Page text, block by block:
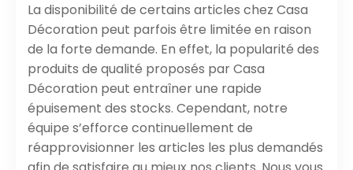
La disponibilité de certains articles chez Casa
Décoration peut parfois être limitée en raison
de la forte demande. En effet, la popularité des
produits de qualité proposés par Casa
Décoration peut entraîner une rapide
épuisement des stocks. Cependant, notre
équipe s’efforce continuellement de
réapprovisionner les articles les plus demandés